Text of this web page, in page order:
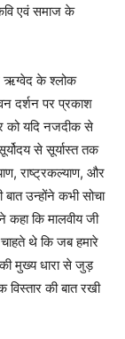
एवं समाज के
ऋग्वेद के श्लोक
दर्शन पर प्रकाश
को यदि नजदीक से
से सूर्यास्त तक
राष्ट्रकल्याण, और
बात उन्होंने कभी सोचा
कि मालवीय जी
चाहते थे कि जब हमारे
की मुख्य धारा से जुड़
की बात रखी